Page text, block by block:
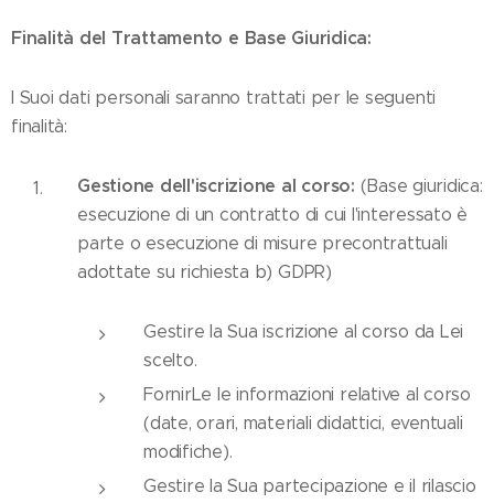
Finalità del Trattamento e Base Giuridica:
I Suoi dati personali saranno trattati per le seguenti
finalità:
Gestione dell'iscrizione al corso: (Base giuridica:
esecuzione di un contratto di cui l'interessato è
parte o esecuzione di misure precontrattuali
adottate su richiesta b) GDPR)
Gestire la Sua iscrizione al corso da Lei
scelto.
FornirLe le informazioni relative al corso
(date, orari, materiali didattici, eventuali
modifiche).
Gestire la Sua partecipazione e il rilascio